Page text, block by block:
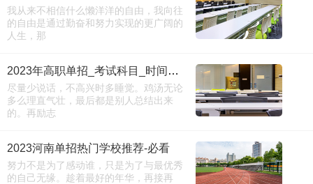
我从来不相信什么懒洋洋的自由，我向往
的自由是通过勤奋和努力实现的更广阔的
人生，那
2023年高职单招_考试科目_时间安排
尽量少说话，不高兴时多睡觉。鸡汤无论
多么理直气壮，最后都是别人总结出来
的。再励志
2023河南单招热门学校推荐-必看
努力不是为了感动谁，只是为了与最优秀
的自己无缘。趁着最好的年华，再接再